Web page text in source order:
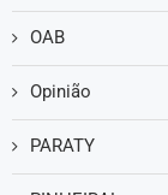
OAB
Opinião
PARATY